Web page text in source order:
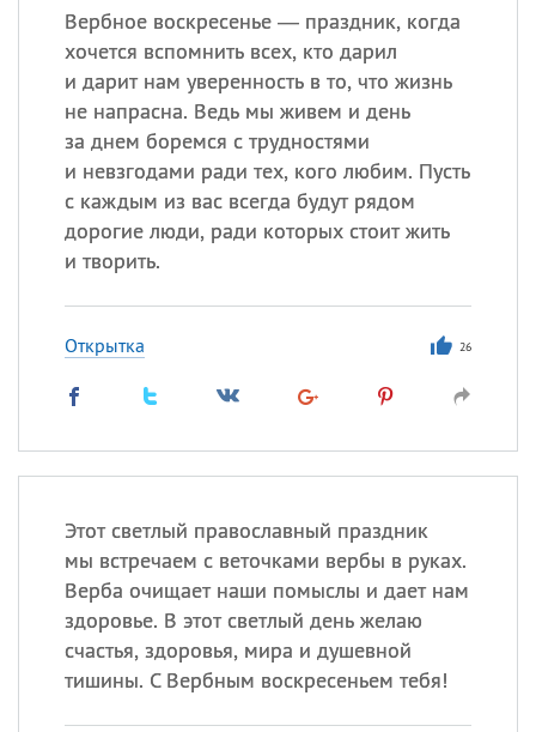
Вербное воскресенье — праздник, когда
хочется вспомнить всех, кто дарил
и дарит нам уверенность в то, что жизнь
не напрасна. Ведь мы живем и день
за днем боремся с трудностями
и невзгодами ради тех, кого любим. Пусть
с каждым из вас всегда будут рядом
дорогие люди, ради которых стоит жить
и творить.
Открытка 26
Этот светлый православный праздник
мы встречаем с веточками вербы в руках.
Верба очищает наши помыслы и дает нам
здоровье. В этот светлый день желаю
счастья, здоровья, мира и душевной
тишины. С Вербным воскресеньем тебя!